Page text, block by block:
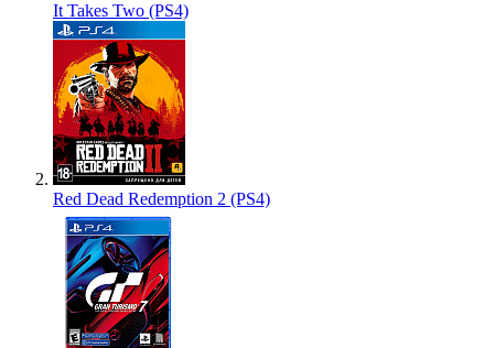
It Takes Two (PS4)
Red Dead Redemption 2 (PS4)